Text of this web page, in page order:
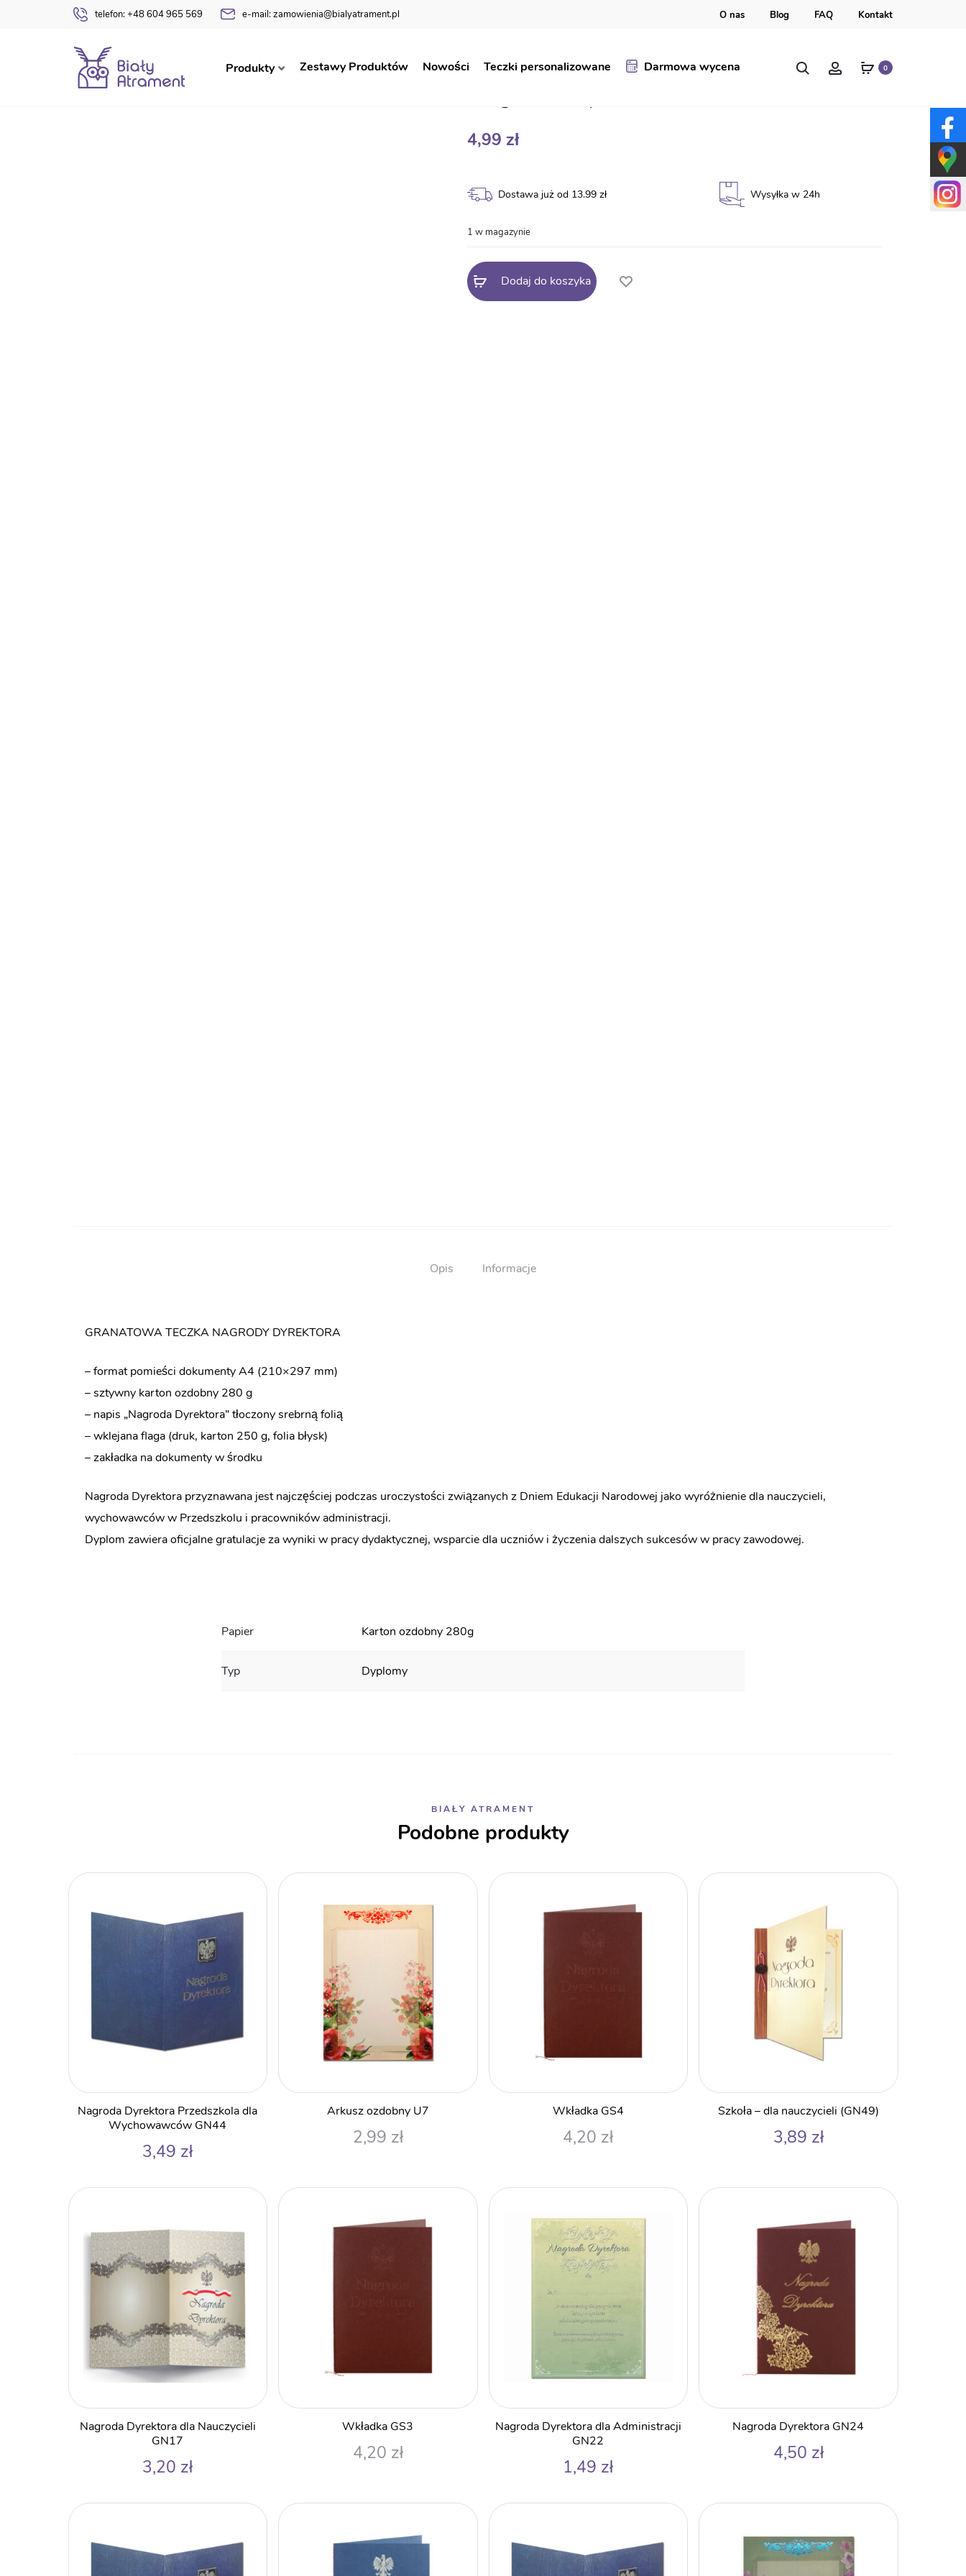
telefon: +48 604 965 569 e-mail: zamowienia@bialyatrament.pl O nas Blog FAQ Kontakt
Produkty Zestawy Produktów Nowości Teczki personalizowane Darmowa wycena Szukaj Account0
Strona główna
4,99 zł
Dostawa już od 13.99 zł Wysyłka w 24h
1 w magazynie
Dodaj do koszyka
Opis Informacje
GRANATOWA TECZKA NAGRODY DYREKTORA
– format pomieści dokumenty A4 (210×297 mm)
– sztywny karton ozdobny 280 g
– napis „Nagroda Dyrektora” tłoczony srebrną folią
– wklejana flaga (druk, karton 250 g, folia błysk)
– zakładka na dokumenty w środku
Nagroda Dyrektora przyznawana jest najczęściej podczas uroczystości związanych z Dniem Edukacji Narodowej jako wyróżnienie dla nauczycieli,
wychowawców w Przedszkolu i pracowników administracji.
Dyplom zawiera oficjalne gratulacje za wyniki w pracy dydaktycznej, wsparcie dla uczniów i życzenia dalszych sukcesów w pracy zawodowej.
Papier Karton ozdobny 280g
Typ Dyplomy
BIAŁY ATRAMENT
Podobne produkty
Nagroda Dyrektora Przedszkola dla
Wychowawców GN44
3,49 zł
Arkusz ozdobny U7
2,99 zł
Wkładka GS4
4,20 zł
Szkoła – dla nauczycieli (GN49)
3,89 zł
Nagroda Dyrektora dla Nauczycieli
GN17
3,20 zł
Wkładka GS3
4,20 zł
Nagroda Dyrektora dla Administracji
GN22
1,49 zł
Nagroda Dyrektora GN24
4,50 zł